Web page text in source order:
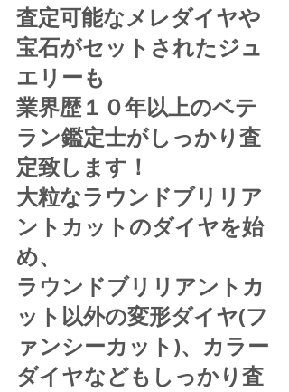
査定可能なメレダイヤや
宝石がセットされたジュ
エリーも
業界歴１０年以上のベテ
ラン鑑定士がしっかり査
定致します！
大粒なラウンドブリリア
ントカットのダイヤを始
め、
ラウンドブリリアントカ
ット以外の変形ダイヤ(フ
ァンシーカット)、カラー
ダイヤなどもしっかり査